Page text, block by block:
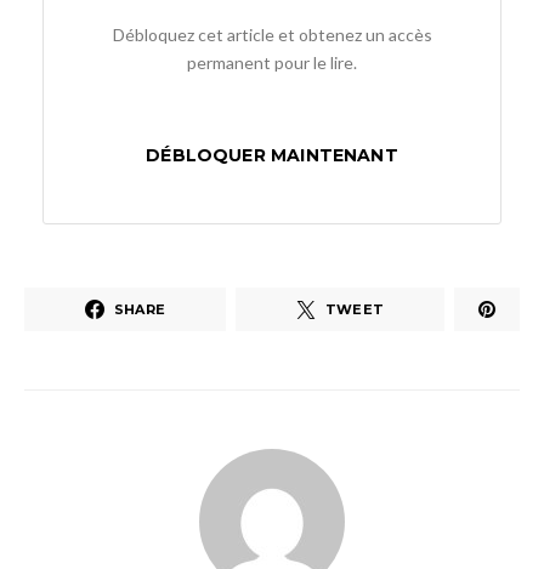
Débloquez cet article et obtenez un accès
permanent pour le lire.
DÉBLOQUER MAINTENANT
SHARE TWEET